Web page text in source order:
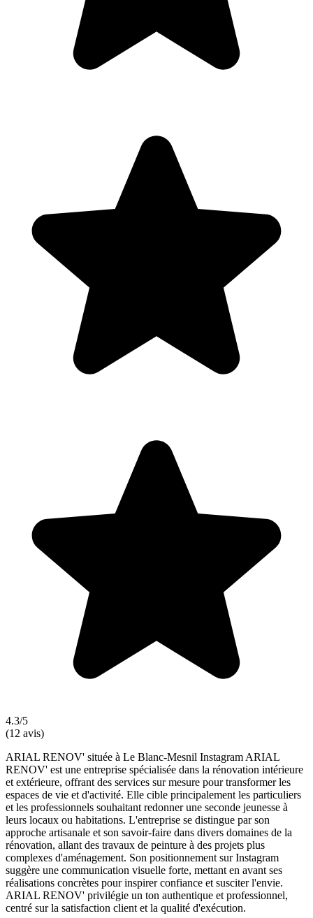
4.3/5
(12 avis)
ARIAL RENOV' située à Le Blanc-Mesnil Instagram ARIAL
RENOV' est une entreprise spécialisée dans la rénovation intérieure
et extérieure, offrant des services sur mesure pour transformer les
espaces de vie et d'activité. Elle cible principalement les particuliers
et les professionnels souhaitant redonner une seconde jeunesse à
leurs locaux ou habitations. L'entreprise se distingue par son
approche artisanale et son savoir-faire dans divers domaines de la
rénovation, allant des travaux de peinture à des projets plus
complexes d'aménagement. Son positionnement sur Instagram
suggère une communication visuelle forte, mettant en avant ses
réalisations concrètes pour inspirer confiance et susciter l'envie.
ARIAL RENOV' privilégie un ton authentique et professionnel,
centré sur la satisfaction client et la qualité d'exécution.